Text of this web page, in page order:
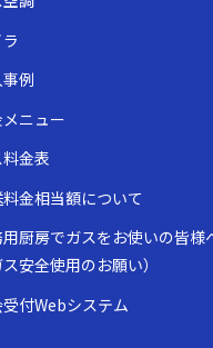
例
ニュー
金表
金相当額について
厨房でガスをお使いの皆様
ス安全使用のお願い）
付Webシステム